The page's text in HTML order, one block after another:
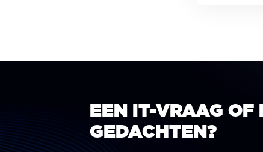
EEN IT-VRAAG OF
GEDACHTEN?